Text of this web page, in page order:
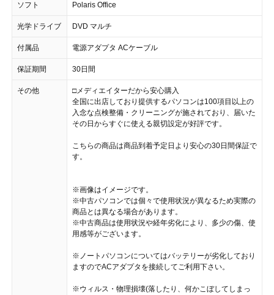
ソフト Polaris Office
光学ドライブ DVD マルチ
付属品 電源アダプタ ACケーブル
保証期間 30日間
その他
□メディエイターだから安心購入
全国に出店しており提供するパソコンは100項目以上の
入念な点検整備・クリーニングが施されており、届いた
その日からすぐに使える親切設定が好評です。
こちらの商品は商品到着予定日より安心の30日間保証で
す。
※画像はイメージです。
※中古パソコンでは個々で使用状況が異なるため実際の
商品とは異なる場合があります。
※中古商品は使用状況や経年劣化により、多少の傷、使
用感等がございます。
※ノートパソコンについてはバッテリーが劣化しており
ますのでACアダプタを接続してご利用下さい。
※ウィルス・物理損壊(落したり、何かこぼしてしまっ